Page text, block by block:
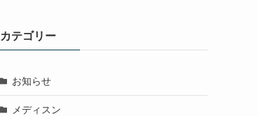
カテゴリー
お知らせ
メディスン